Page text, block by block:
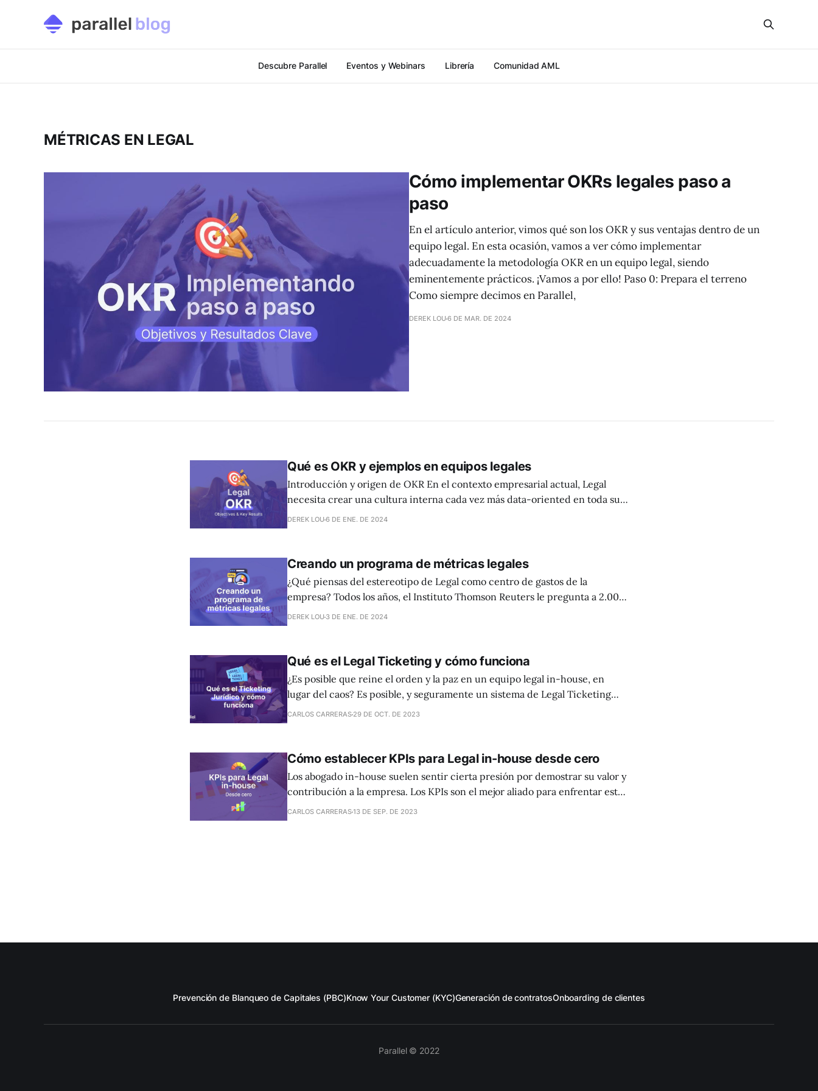
Descubre Parallel Eventos y Webinars Librería Comunidad AML
MÉTRICAS EN LEGAL
Cómo implementar OKRs legales paso a
paso
En el artículo anterior, vimos qué son los OKR y sus ventajas dentro de un
equipo legal. En esta ocasión, vamos a ver cómo implementar
adecuadamente la metodología OKR en un equipo legal, siendo
eminentemente prácticos. ¡Vamos a por ello! Paso 0: Prepara el terreno
Como siempre decimos en Parallel,
DEREK LOU6 DE MAR. DE 2024
Qué es OKR y ejemplos en equipos legales
Introducción y origen de OKR En el contexto empresarial actual, Legal
necesita crear una cultura interna cada vez más data-oriented en toda su
estructura, si quiere convertirse en un departamento estratégico para el
DEREK LOU6 DE ENE. DE 2024
Creando un programa de métricas legales
¿Qué piensas del estereotipo de Legal como centro de gastos de la
empresa? Todos los años, el Instituto Thomson Reuters le pregunta a 2.000
General Counsels sobre cuáles son las métricas clave que miden y reportan
DEREK LOU 3 DE ENE. DE 2024
Qué es el Legal Ticketing y cómo funciona
¿Es posible que reine el orden y la paz en un equipo legal in-house, en
lugar del caos? Es posible, y seguramente un sistema de Legal Ticketing
facilite mucho las cosas. El Ticketing Jurídico, Legal Ticketing o Legal
CARLOS CARRERAS 29 DE OCT. DE 2023
Cómo establecer KPIs para Legal in-house desde cero
Los abogado in-house suelen sentir cierta presión por demostrar su valor y
contribución a la empresa. Los KPIs son el mejor aliado para enfrentar este
reto.
CARLOS CARRERAS13 DE SEP. DE 2023
Prevención de Blanqueo de Capitales (PBC)Know Your Customer (KYC)Generación de contratosOnboarding de clientes
Parallel © 2022